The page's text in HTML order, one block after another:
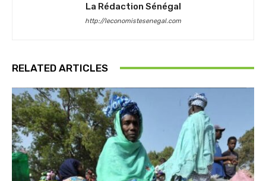
La Rédaction Sénégal
http://leconomistesenegal.com
RELATED ARTICLES